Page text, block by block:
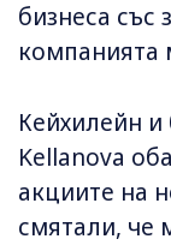
бизнеса със
компанията
Кейхилейн
Kellanova
акциите на
смятали, че